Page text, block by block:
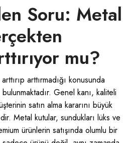
Soru: Metal
mu?
arttırıp arttırmadığı konusunda
Genel kanı, kaliteli
satın alma kararını büyük
Metal kutular, sundukları lüks ve
ürünlerin satışında olumlu bir